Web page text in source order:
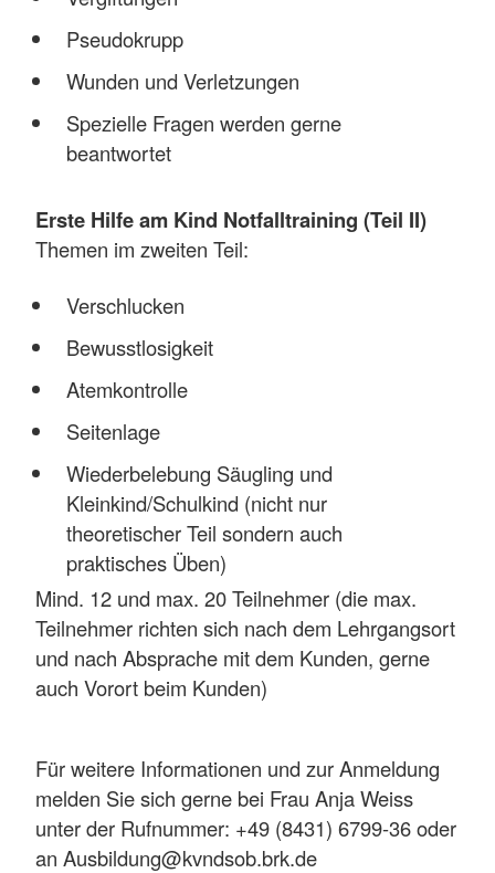
Pseudokrupp
Wunden und Verletzungen
Spezielle Fragen werden gerne
beantwortet
Erste Hilfe am Kind Notfalltraining (Teil II)
Themen im zweiten Teil:
Verschlucken
Bewusstlosigkeit
Atemkontrolle
Seitenlage
Wiederbelebung Säugling und
Kleinkind/Schulkind (nicht nur
theoretischer Teil sondern auch
praktisches Üben)
Mind. 12 und max. 20 Teilnehmer (die max.
Teilnehmer richten sich nach dem Lehrgangsort
und nach Absprache mit dem Kunden, gerne
auch Vorort beim Kunden)
Für weitere Informationen und zur Anmeldung
melden Sie sich gerne bei Frau Anja Weiss
unter der Rufnummer: +49 (8431) 6799-36 oder
an Ausbildung@kvndsob.brk.de